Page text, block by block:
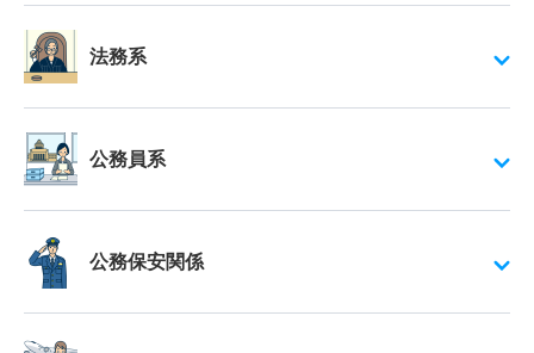
法務系
公務員系
公務保安関係